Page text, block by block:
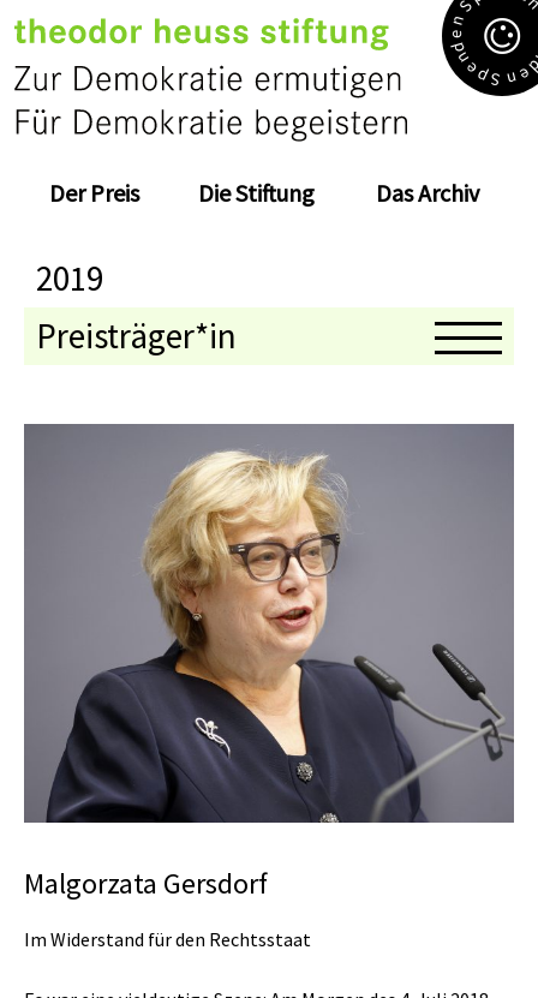
Der Preis Die Stiftung Das Archiv
S
p
e
n
d
e
n
S
e
n
2019
Preisträger*in
Jahresthema
Kolloquium
Preisverleihung
Mitschnitte
Urkundentexte
Malgorzata Gersdorf
Im Widerstand für den Rechtsstaat